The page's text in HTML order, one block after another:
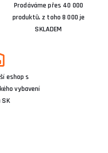
Prodáváme přes 40 000
produktů, z toho 8 000 je
SKLADEM
eshop s
vybavení
SK